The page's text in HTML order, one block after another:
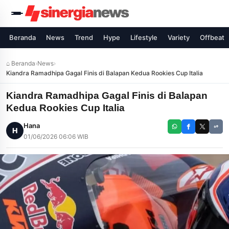
Beranda News Trend Hype Lifestyle Variety Offbeat
⌂ Beranda›News›
Kiandra Ramadhipa Gagal Finis di Balapan Kedua Rookies Cup Italia
Kiandra Ramadhipa Gagal Finis di Balapan
Kedua Rookies Cup Italia
H
Hana
01/06/2026 06:06 WIB